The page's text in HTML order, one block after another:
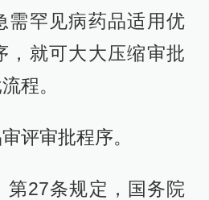
需罕见病药品适用优
，就可大大压缩审批
程。
评审批程序。
第27条规定，国务院